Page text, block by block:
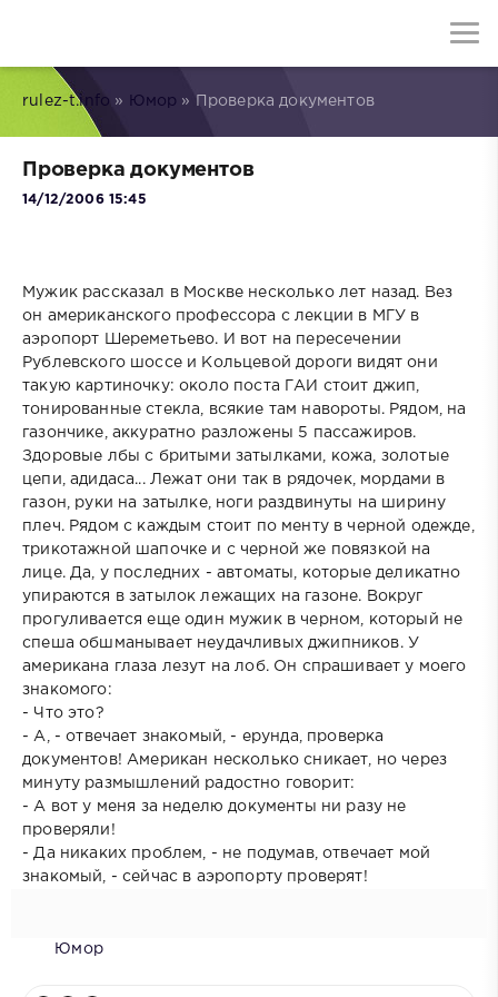
rulez-t.info » Юмор » Проверка документов
Проверка документов
14/12/2006 15:45
Мужик рассказал в Москве несколько лет назад. Вез
он американского профессора с лекции в МГУ в
аэропорт Шереметьево. И вот на пересечении
Рублевского шоссе и Кольцевой дороги видят они
такую картиночку: около поста ГАИ стоит джип,
тонированные стекла, всякие там навороты. Рядом, на
газончике, аккуратно разложены 5 пассажиров.
Здоровые лбы с бритыми затылками, кожа, золотые
цепи, адидаса... Лежат они так в рядочек, мордами в
газон, руки на затылке, ноги раздвинуты на ширину
плеч. Рядом с каждым стоит по менту в черной одежде,
трикотажной шапочке и с черной же повязкой на
лице. Да, у последних - автоматы, которые деликатно
упираются в затылок лежащих на газоне. Вокруг
прогуливается еще один мужик в черном, который не
спеша обшманывает неудачливых джипников. У
американа глаза лезут на лоб. Он спрашивает у моего
знакомого:
- Что это?
- А, - отвечает знакомый, - ерунда, проверка
документов! Американ несколько сникает, но через
минуту размышлений радостно говорит:
- А вот у меня за неделю документы ни разу не
проверяли!
- Да никаких проблем, - не подумав, отвечает мой
знакомый, - сейчас в аэропорту проверят!
Юмор